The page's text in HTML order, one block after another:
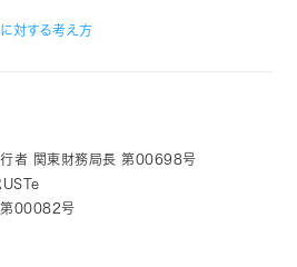
対する考え方
者 関東財務局長 第00698号
第00082号